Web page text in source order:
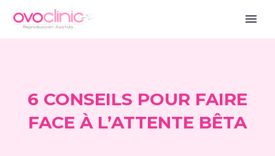
6 CONSEILS POUR FAIRE
FACE À L’ATTENTE BÊTA